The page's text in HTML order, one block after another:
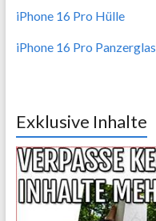
iPhone 16 Pro Hülle
iPhone 16 Pro Panzerglas
Exklusive Inhalte